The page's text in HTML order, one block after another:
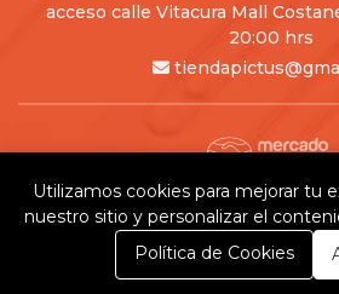
acceso calle Vitacura Mall
20:00 hrs
Pictus © 2026
Creado porBsale
0
Utilizamos cookies para mejorar tu
nuestro sitio y personalizar el
Política de Cookies